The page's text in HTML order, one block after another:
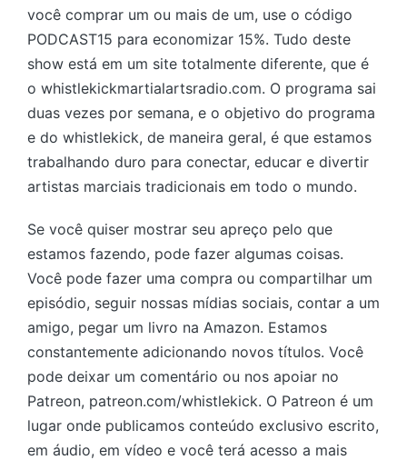
você comprar um ou mais de um, use o código
PODCAST15 para economizar 15%. Tudo deste
show está em um site totalmente diferente, que é
o whistlekickmartialartsradio.com. O programa sai
duas vezes por semana, e o objetivo do programa
e do whistlekick, de maneira geral, é que estamos
trabalhando duro para conectar, educar e divertir
artistas marciais tradicionais em todo o mundo.
Se você quiser mostrar seu apreço pelo que
estamos fazendo, pode fazer algumas coisas.
Você pode fazer uma compra ou compartilhar um
episódio, seguir nossas mídias sociais, contar a um
amigo, pegar um livro na Amazon. Estamos
constantemente adicionando novos títulos. Você
pode deixar um comentário ou nos apoiar no
Patreon, patreon.com/whistlekick. O Patreon é um
lugar onde publicamos conteúdo exclusivo escrito,
em áudio, em vídeo e você terá acesso a mais